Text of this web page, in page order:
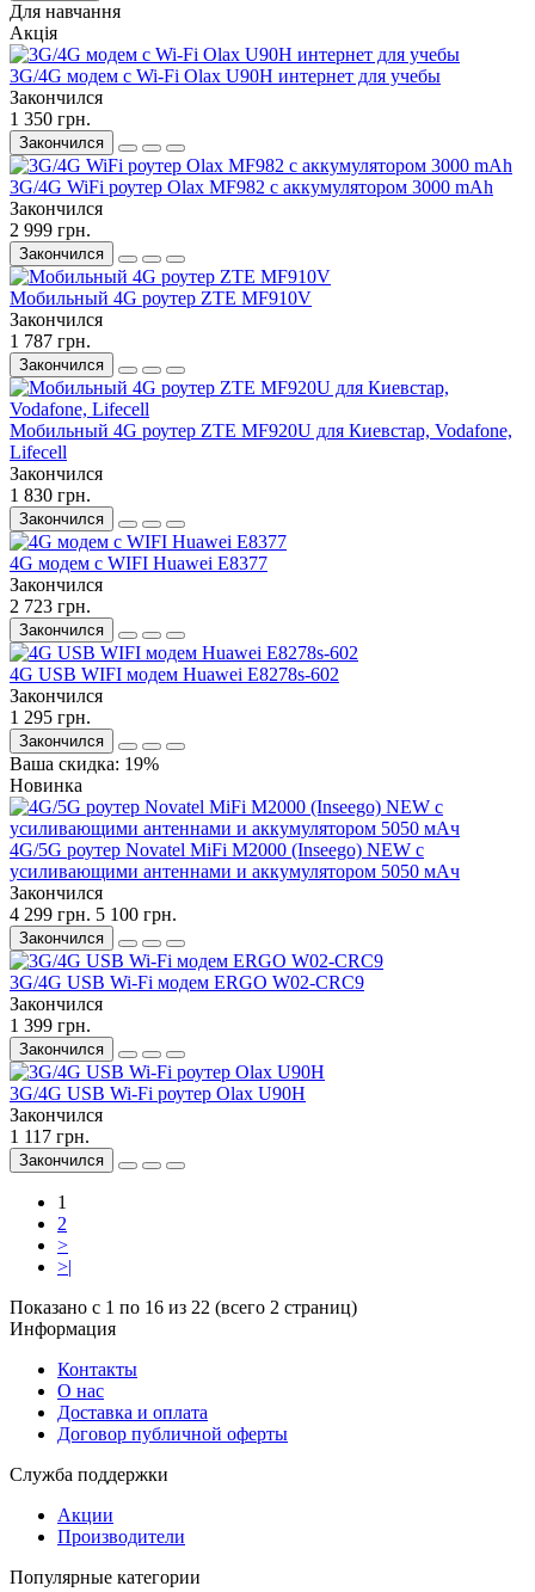
Для навчання
Акція
3G/4G модем с Wi-Fi Olax U90H интернет для учебы
Закончился
1 350 грн.
Закончился
3G/4G WiFi роутер Olax MF982 с аккумулятором 3000 mAh
Закончился
2 999 грн.
Закончился
Мобильный 4G роутер ZTE MF910V
Закончился
1 787 грн.
Закончился
Мобильный 4G роутер ZTE MF920U для Киевстар, Vodafone,
Lifecell
Закончился
1 830 грн.
Закончился
4G модем с WIFI Huawei E8377
Закончился
2 723 грн.
Закончился
4G USB WIFI модем Huawei E8278s-602
Закончился
1 295 грн.
Закончился
Ваша скидка: 19%
Новинка
4G/5G роутер Novatel MiFi M2000 (Inseego) NEW с
усиливающими антеннами и аккумулятором 5050 мАч
Закончился
4 299 грн. 5 100 грн.
Закончился
3G/4G USB Wi-Fi модем ERGO W02-CRC9
Закончился
1 399 грн.
Закончился
3G/4G USB Wi-Fi роутер Olax U90H
Закончился
1 117 грн.
Закончился
1
2
>
>|
Показано с 1 по 16 из 22 (всего 2 страниц)
Информация
Контакты
О нас
Доставка и оплата
Договор публичной оферты
Служба поддержки
Акции
Производители
Популярные категории